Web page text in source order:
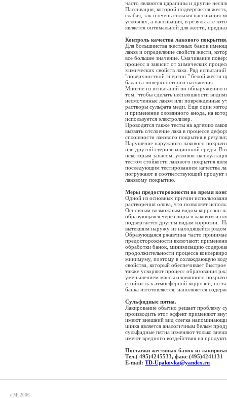
часто являются царапины и другие
Пассивация, которой подвергается
слабая, так и очень сильная пассивация
условиях, а пассивация, в результате
является оптимальной для жести,
Контроль качества лакового покрытия.
Для большинства жестяных банок
лаков и определение свойств жести,
все большее значение. Смачивание
процесс и зависит от химических
химических свойств лака. Ряд
"поверхностной энергии " белой жести
баланса поверхностного натяжения.
Многие из испытаний по обнаружению
том, чтобы сделать несплошности
несмоченные лаком или поврежденные
растворы сульфата меди. Еще один
и применение оловянного анода, на
используется электролизер.
Проводятся также тесты на адгезию
вызвать отслоение лака в процессе
сплошности лакового покрытия в
Нарушение наружного лакового
или другой стерилизационной среды. В
некоторым запасом, условия
тестом стойкости лакового покрытия
последующим тестированием качества
погружают в соответствующий продукт
лаковому покрытию.
Меры предосторожности во время
Одной из основных причин
растворения олова, что позволяет
Основным возможным видом коррозии
образующаяся через поры в лаковом и
подвергается другим видам коррозии.
вытекшим наружу из находящейся
Образующаяся ржавчина часто
предосторожности включают:
обработки банок, минимизацию
продолжительности процесса
минимуму, поэтому в охлаждающую
свойства, который обеспечивает
также ускоряют процесс образования
уменьшением массы оловянного
стойкость к атмосферной коррозии, но
банка изготовляется, наполняется
Сульфидные пятна.
Лакирование обычно решает проблему
производить этот эффект применяют
имеют внешний вид слегка
цинка является аналогичным белым
сульфидные пятна изменяют только
имеют вредного воздействия на
Поставки жестяных банок из
Тел.( 495)4245533, факс (495)4241131
E-mail: TD-Upakovka@yandex.ru
c Mi 2006